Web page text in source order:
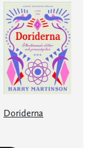
Doriderna